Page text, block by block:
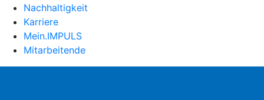
Nachhaltigkeit
Karriere
Mein.IMPULS
Mitarbeitende